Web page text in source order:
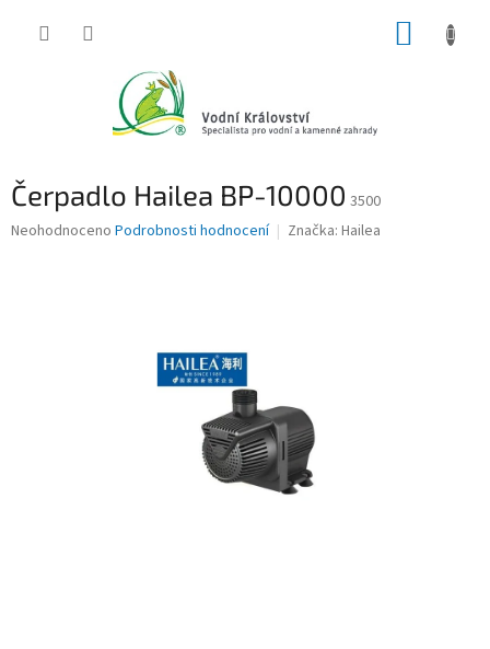
Čerpadlo Hailea BP-10000 3500
Průměrné
Neohodnoceno Podrobnosti hodnocení Značka: Hailea